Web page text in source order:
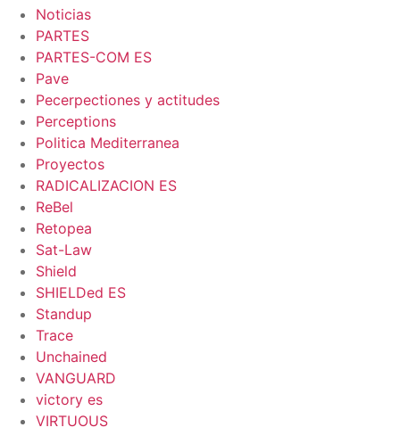
Noticias
PARTES
PARTES-COM ES
Pave
Pecerpectiones y actitudes
Perceptions
Politica Mediterranea
Proyectos
RADICALIZACION ES
ReBel
Retopea
Sat-Law
Shield
SHIELDed ES
Standup
Trace
Unchained
VANGUARD
victory es
VIRTUOUS